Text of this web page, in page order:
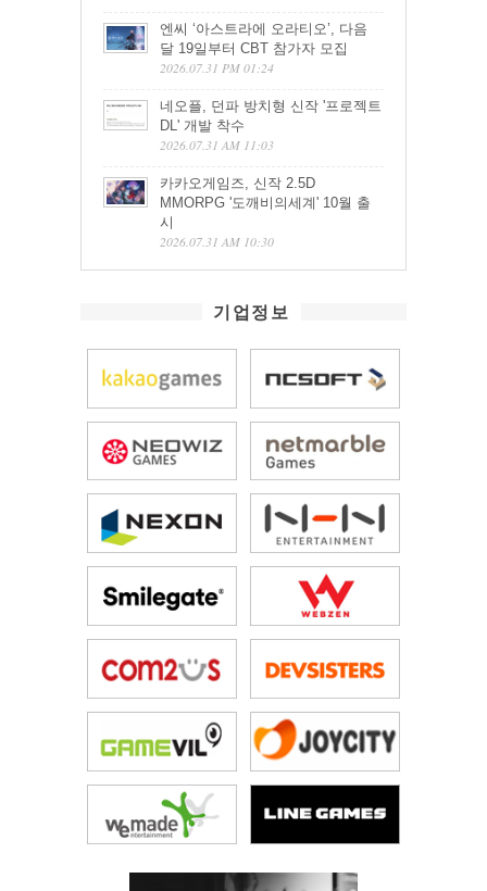
엔씨 ‘아스트라에 오라티오’, 다음
달 19일부터 CBT 참가자 모집
2026.07.31 PM 01:24
네오플, 던파 방치형 신작 '프로젝트
DL' 개발 착수
2026.07.31 AM 11:03
카카오게임즈, 신작 2.5D
MMORPG '도깨비의세계' 10월 출
시
2026.07.31 AM 10:30
기업정보